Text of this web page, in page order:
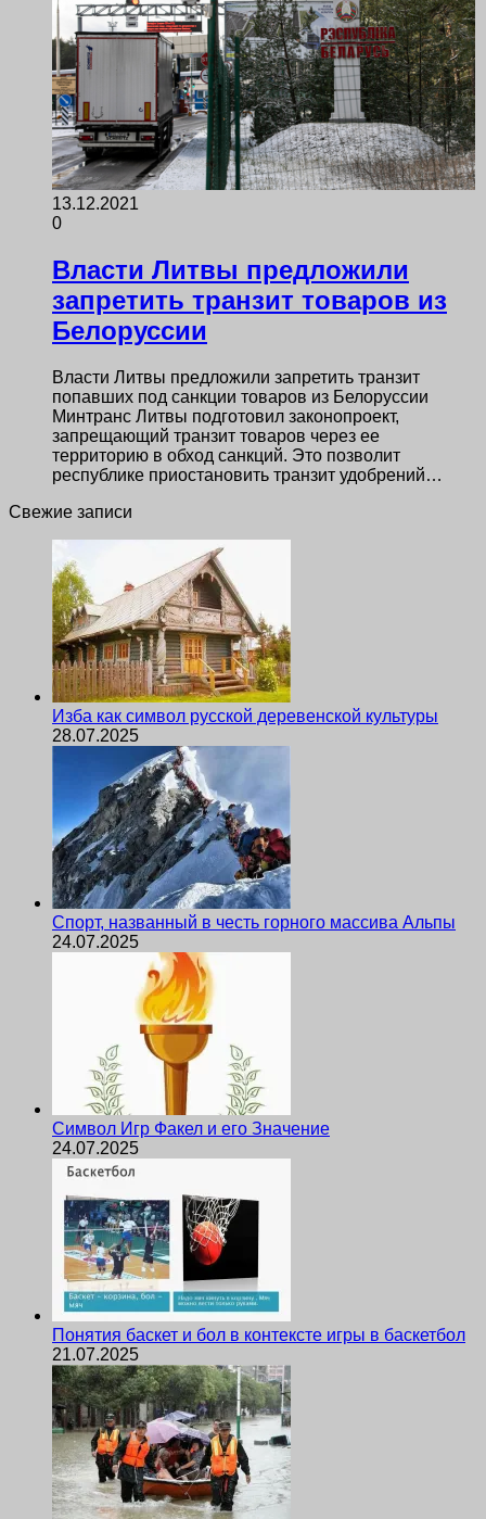
13.12.2021
0
Власти Литвы предложили
запретить транзит товаров из
Белоруссии
Власти Литвы предложили запретить транзит
попавших под санкции товаров из Белоруссии
Минтранс Литвы подготовил законопроект,
запрещающий транзит товаров через ее
территорию в обход санкций. Это позволит
республике приостановить транзит удобрений…
Свежие записи
Изба как символ русской деревенской культуры
28.07.2025
Спорт, названный в честь горного массива Альпы
24.07.2025
Символ Игр Факел и его Значение
24.07.2025
Понятия баскет и бол в контексте игры в баскетбол
21.07.2025